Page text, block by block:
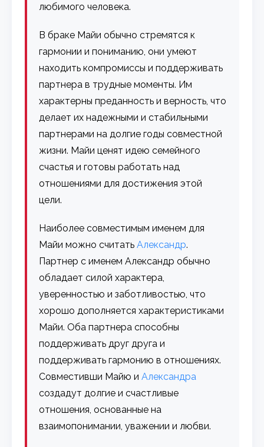
любимого человека.
В браке Майи обычно стремятся к
гармонии и пониманию, они умеют
находить компромиссы и поддерживать
партнера в трудные моменты. Им
характерны преданность и верность, что
делает их надежными и стабильными
партнерами на долгие годы совместной
жизни. Майи ценят идею семейного
счастья и готовы работать над
отношениями для достижения этой
цели.
Наиболее совместимым именем для
Майи можно считатьАлександр.
Партнер с именем Александр обычно
обладает силой характера,
уверенностью и заботливостью, что
хорошо дополняется характеристиками
Майи. Оба партнера способны
поддерживать друг друга и
поддерживать гармонию в отношениях.
Совместивши Майю иАлександра
создадут долгие и счастливые
отношения, основанные на
взаимопонимании, уважении и любви.